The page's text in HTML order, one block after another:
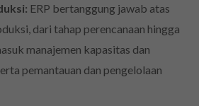
ERP bertanggung jawab atas
dari tahap perencanaan hingga
manajemen kapasitas dan
pemantauan dan pengelolaan